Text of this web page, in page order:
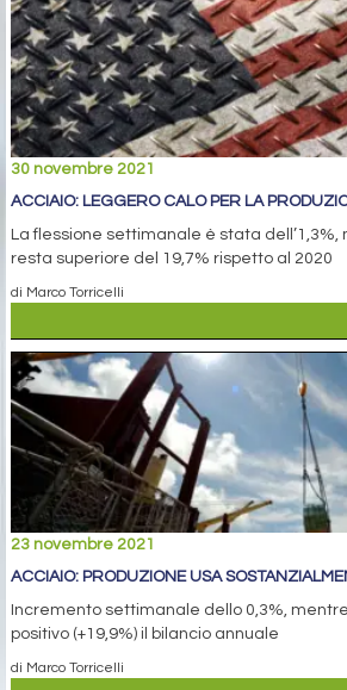
30 novembre 2021
ACCIAIO: LEGGERO CALO PER LA
La flessione settimanale è stata dell’1,3%,
resta superiore del 19,7% rispetto al 2020
di Marco Torricelli
23 novembre 2021
ACCIAIO: PRODUZIONE USA
Incremento settimanale dello 0,3%,
positivo (+19,9%) il bilancio annuale
di Marco Torricelli